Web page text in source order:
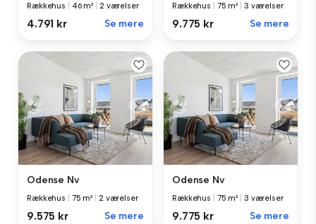
Rækkehus 46 m² 2 værelser
4.791 kr Se mere
Rækkehus 75 m² 3 værelser
9.775 kr Se mere
Odense Nv
Rækkehus 75 m² 2 værelser
9.575 kr Se mere
Odense Nv
Rækkehus 75 m² 3 værelser
9.775 kr Se mere